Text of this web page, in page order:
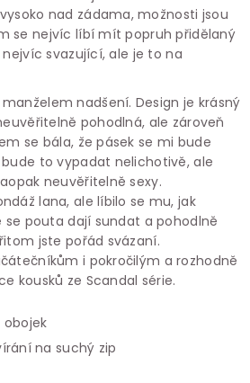
nad zádama, možnosti jsou
se nejvíc líbí mít popruh přidělaný
svazující, ale je to na
nadšení. Design je krásný
pohodlná, ale zároveň
se bála, že pásek se mi bude
to vypadat nelichotivě, ale
neuvěřitelně sexy.
lana, ale líbilo se mu, jak
pouta dají sundat a pohodlně
jste pořád svázaní.
i pokročilým a rozhodně
kousků ze Scandal série.
obojek
na suchý zip